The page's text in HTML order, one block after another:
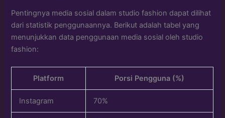
Pentingnya media sosial dalam studio fashion dapat dilihat
dari statistik penggunaannya. Berikut adalah tabel yang
menunjukkan data penggunaan media sosial oleh studio
fashion:
Platform Porsi Pengguna (%)
Instagram 70%